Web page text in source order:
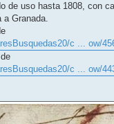
de uso hasta 1808, con
a Granada.
c ... ow/
c ... ow/